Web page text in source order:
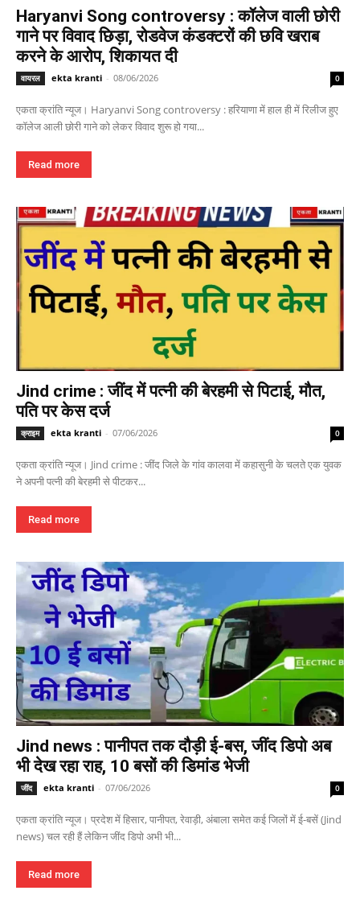
Haryanvi Song controversy : कॉलेज वाली छोरी
गाने पर विवाद छिड़ा, रोडवेज कंडक्टरों की छवि खराब
करने के आरोप, शिकायत दी
वायरल ekta kranti - 08/06/2026 0
एकता क्रांति न्यूज। Haryanvi Song controversy : हरियाणा में हाल ही में रिलीज हुए
कॉलेज आली छोरी गाने को लेकर विवाद शुरू हो गया...
Read more
Jind crime : जींद में पत्नी की बेरहमी से पिटाई, मौत,
पति पर केस दर्ज
क्राइम ekta kranti - 07/06/2026 0
एकता क्रांति न्यूज। Jind crime : जींद जिले के गांव कालवा में कहासुनी के चलते एक युवक
ने अपनी पत्नी की बेरहमी से पीटकर...
Read more
Jind news : पानीपत तक दौड़ी ई-बस, जींद डिपो अब
भी देख रहा राह, 10 बसों की डिमांड भेजी
जींद ekta kranti - 07/06/2026 0
एकता क्रांति न्यूज। प्रदेश में हिसार, पानीपत, रेवाड़ी, अंबाला समेत कई जिलों में ई-बसें (Jind
news) चल रही हैं लेकिन जींद डिपो अभी भी...
Read more